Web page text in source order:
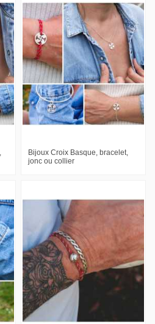
Bijoux Croix Basque, bracelet,
jonc ou collier